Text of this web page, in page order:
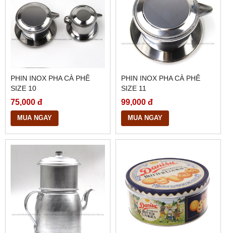
PHIN INOX PHA CÀ PHÊ
SIZE 10
75,000 đ
MUA NGAY
PHIN INOX PHA CÀ PHÊ
SIZE 11
99,000 đ
MUA NGAY